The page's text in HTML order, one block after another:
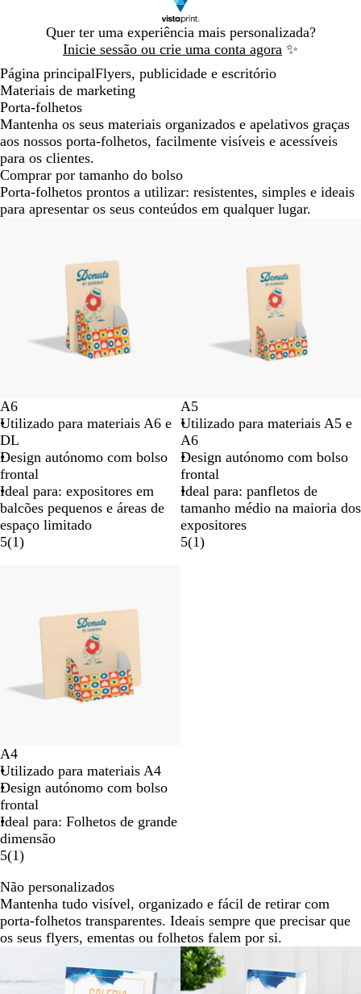
Quer ter uma experiência mais personalizada?
Inicie sessão ou crie uma conta agora ✨
Diapositivo
1
Página principalFlyers, publicidade e escritório
Materiais de marketing
Porta-folhetos
Mantenha os seus materiais organizados e apelativos graças
aos nossos porta-folhetos, facilmente visíveis e acessíveis
para os clientes.
Comprar por tamanho do bolso
Porta-folhetos prontos a utilizar: resistentes, simples e ideais
para apresentar os seus conteúdos em qualquer lugar.
A6
Utilizado para materiais A6 e
DL
Design autónomo com bolso
frontal
Ideal para: expositores em
balcões pequenos e áreas de
espaço limitado
5(1)
A5
Utilizado para materiais A5 e
A6
Design autónomo com bolso
frontal
Ideal para: panfletos de
tamanho médio na maioria dos
expositores
5(1)
A4
Utilizado para materiais A4
Design autónomo com bolso
frontal
Ideal para: Folhetos de grande
dimensão
5(1)
Não personalizados
Mantenha tudo visível, organizado e fácil de retirar com
porta-folhetos transparentes. Ideais sempre que precisar que
os seus flyers, ementas ou folhetos falem por si.